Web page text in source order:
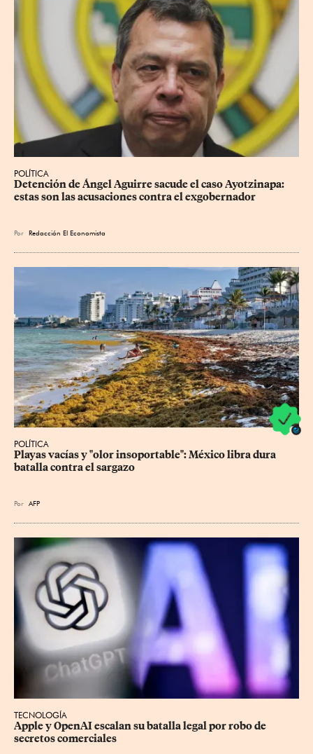
POLÍTICA
Detención de Ángel Aguirre sacude el caso Ayotzinapa:
estas son las acusaciones contra el exgobernador
Por Redacción El Economista
POLÍTICA
Playas vacías y "olor insoportable": México libra dura
batalla contra el sargazo
Por AFP
TECNOLOGÍA
Apple y OpenAI escalan su batalla legal por robo de
secretos comerciales